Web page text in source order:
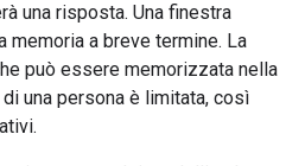
una risposta. Una finestra
memoria a breve termine. La
può essere memorizzata nella
una persona è limitata, così